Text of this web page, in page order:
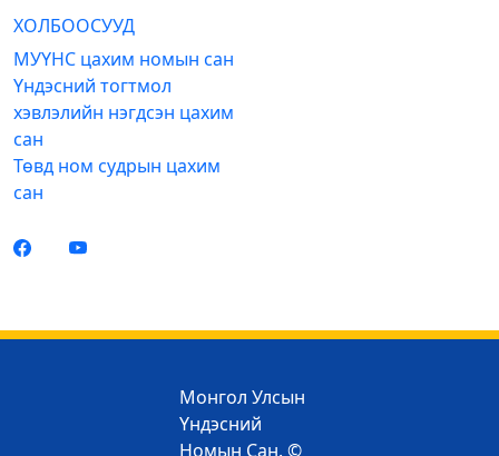
ХОЛБООСУУД
МУҮНС цахим номын сан
Үндэсний тогтмол
хэвлэлийн нэгдсэн цахим
сан
Төвд ном судрын цахим
сан
Монгол Улсын
Үндэсний
Номын Сан. ©